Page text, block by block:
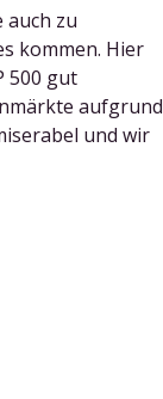
auch zu
kommen. Hier
500 gut
aufgrund
und wir